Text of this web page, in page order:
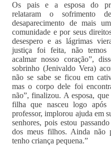
Os pais e a esposa do
relataram o sofrimento
desaparecimento de mais
comunidade e por seus
desespero e as lágrimas
justiça foi feita, não temos
acalmar nosso coração”,
sobrinho (Jenivaldo Vera)
não se sabe se ficou em
mas o corpo dele foi
não”, finalizou. A esposa, que
filha que nasceu logo após
professor, implorou ajuda em
senhores, pois estou
dos meus filhos. Ainda não
tenho criança pequena.”